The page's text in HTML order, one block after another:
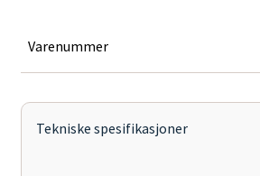
220V
Varenummer
Tekniske spesifikasjoner